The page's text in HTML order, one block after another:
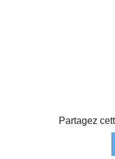
Partagez